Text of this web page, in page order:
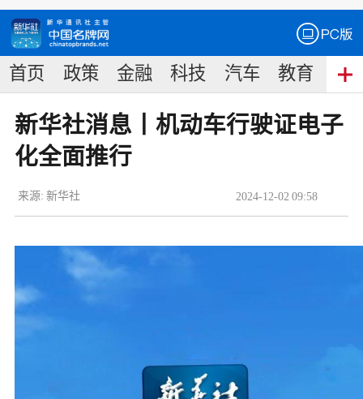
首页 政策 金融 科技 汽车 教育 食
新华社消息丨机动车行驶证电子
化全面推行
2024-12-02 09:58
来源: 新华社